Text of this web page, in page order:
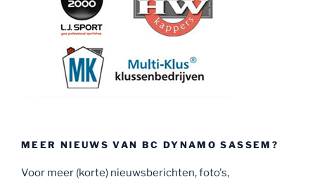
MEER NIEUWS VAN BC DYNAMO SASSEM?
Voor meer (korte) nieuwsberichten, foto's,